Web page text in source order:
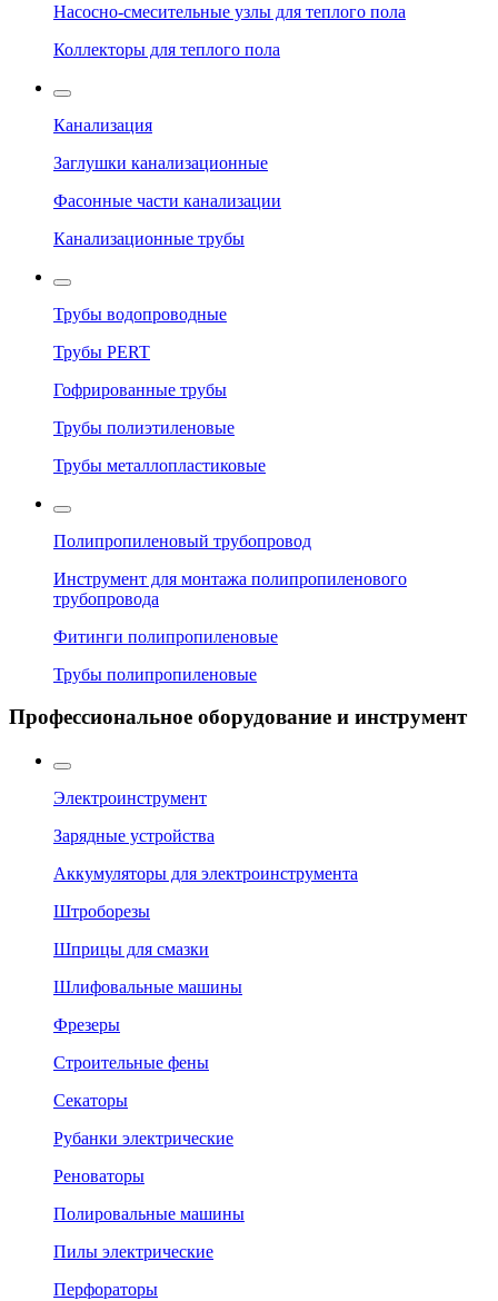
Насосно-смесительные узлы для теплого пола
Коллекторы для теплого пола
Канализация
Заглушки канализационные
Фасонные части канализации
Канализационные трубы
Трубы водопроводные
Трубы PERT
Гофрированные трубы
Трубы полиэтиленовые
Трубы металлопластиковые
Полипропиленовый трубопровод
Инструмент для монтажа полипропиленового
трубопровода
Фитинги полипропиленовые
Трубы полипропиленовые
Профессиональное оборудование и инструмент
Электроинструмент
Зарядные устройства
Аккумуляторы для электроинструмента
Штроборезы
Шприцы для смазки
Шлифовальные машины
Фрезеры
Строительные фены
Секаторы
Рубанки электрические
Реноваторы
Полировальные машины
Пилы электрические
Перфораторы